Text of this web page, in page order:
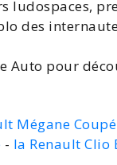
ludospaces,
des
Auto pour
Mégane Coupé
- la Renault Clio